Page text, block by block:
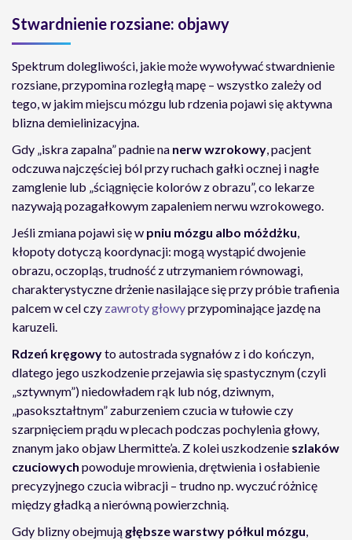
Stwardnienie rozsiane: objawy
Spektrum dolegliwości, jakie może wywoływać stwardnienie
rozsiane, przypomina rozległą mapę – wszystko zależy od
tego, w jakim miejscu mózgu lub rdzenia pojawi się aktywna
blizna demielinizacyjna.
Gdy „iskra zapalna” padnie na nerw wzrokowy, pacjent
odczuwa najczęściej ból przy ruchach gałki ocznej i nagłe
zamglenie lub „ściągnięcie kolorów z obrazu”, co lekarze
nazywają pozagałkowym zapaleniem nerwu wzrokowego.
Jeśli zmiana pojawi się w pniu mózgu albo móżdżku,
kłopoty dotyczą koordynacji: mogą wystąpić dwojenie
obrazu, oczopląs, trudność z utrzymaniem równowagi,
charakterystyczne drżenie nasilające się przy próbie trafienia
palcem w cel czy zawroty głowyprzypominające jazdę na
karuzeli.
Rdzeń kręgowyto autostrada sygnałów z i do kończyn,
dlatego jego uszkodzenie przejawia się spastycznym (czyli
„sztywnym”) niedowładem rąk lub nóg, dziwnym,
„pasokształtnym” zaburzeniem czucia w tułowie czy
szarpnięciem prądu w plecach podczas pochylenia głowy,
znanym jako objaw Lhermitte’a. Z kolei uszkodzenie szlaków
czuciowych powoduje mrowienia, drętwienia i osłabienie
precyzyjnego czucia wibracji – trudno np. wyczuć różnicę
między gładką a nierówną powierzchnią.
Gdy blizny obejmują głębsze warstwy półkul mózgu,